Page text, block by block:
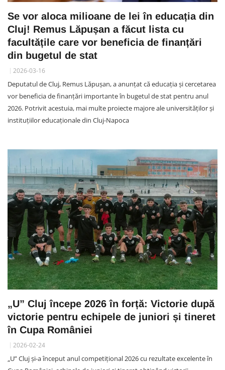
Se vor aloca milioane de lei în educația din
Cluj! Remus Lăpușan a făcut lista cu
facultățile care vor beneficia de finanțări
din bugetul de stat
2026-03-16
Deputatul de Cluj, Remus Lăpușan, a anunțat că educația și cercetarea
vor beneficia de finanțări importante în bugetul de stat pentru anul
2026. Potrivit acestuia, mai multe proiecte majore ale universităților și
instituțiilor educaționale din Cluj-Napoca
„U” Cluj începe 2026 în forță: Victorie după
victorie pentru echipele de juniori și tineret
în Cupa României
2026-02-24
„U” Cluj și-a început anul competițional 2026 cu rezultate excelente în